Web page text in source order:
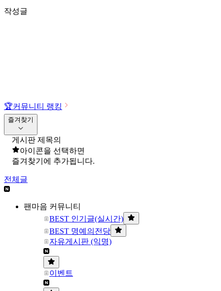
작성글
🏆커뮤니티 랭킹
즐겨찾기
게시판 제목의
아이콘을 선택하면
즐겨찾기에 추가됩니다.
전체글
팬마음 커뮤니티
BEST 인기글(실시간)
BEST 명예의전당
자유게시판 (익명)
이벤트